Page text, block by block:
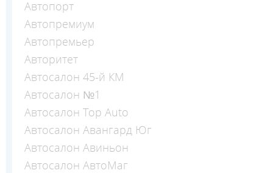
Автопорт
Автопремиум
Автопремьер
Авторитет
Автосалон 45-й КМ
Автосалон №1
Автосалон Top Auto
Автосалон Авангард Юг
Автосалон Авиньон
Автосалон АвтоМаг